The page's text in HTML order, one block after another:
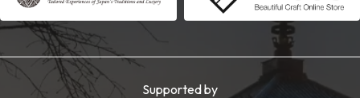
Supported by